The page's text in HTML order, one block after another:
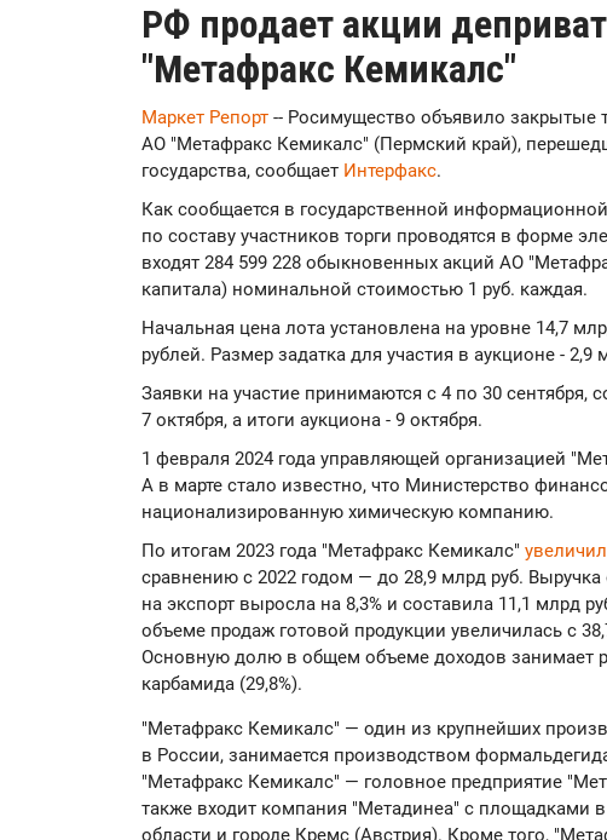
РФ продает акции
"Метафракс Кемикалс"
Маркет Репорт -- Росимущество объявило закрытые
АО "Метафракс Кемикалс" (Пермский край),
государства, сообщает Интерфакс.
Как сообщается в государственной
по составу участников торги проводятся в форме
входят 284 599 228 обыкновенных акций АО
капитала) номинальной стоимостью 1 руб. каждая.
Начальная цена лота установлена на уровне 14,7
рублей. Размер задатка для участия в аукционе - 2,9
Заявки на участие принимаются с 4 по 30 сентября,
7 октября, а итоги аукциона - 9 октября.
1 февраля 2024 года управляющей организацией
А в марте стало известно, что Министерство
национализированную химическую компанию.
По итогам 2023 года "Метафракс Кемикалс"
сравнению с 2022 годом — до 28,9 млрд руб.
на экспорт выросла на 8,3% и составила 11,1 млрд
объеме продаж готовой продукции увеличилась с
Основную долю в общем объеме доходов занимает
карбамида (29,8%).
"Метафракс Кемикалс" — один из крупнейших
в России, занимается производством
"Метафракс Кемикалс" — головное предприятие
также входит компания "Метадинеа" с площадками
области и городе Кремс (Австрия). Кроме того,